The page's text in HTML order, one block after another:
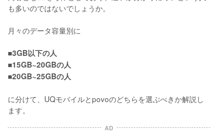
も多いのではないでしょうか。
月々のデータ容量別に
■3GB以下の人
■15GB~20GBの人
■20GB~25GBの人
に分けて、UQモバイルとpovoのどちらを選ぶべきか解説し
ます。
AD